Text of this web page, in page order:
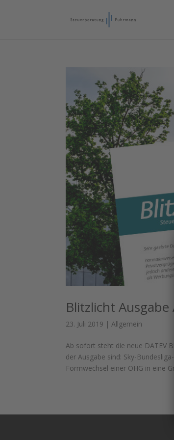
Blitzlicht
23. Juli 2019 |Allgemein
Ab sofort steht die neue DATEV
der Ausgabe sind: Sky-
Formwechsel einer OHG in eine